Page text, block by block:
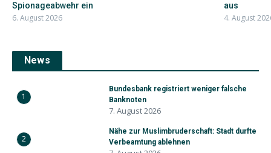
Spionageabwehr ein
6. August 2026
aus
4. August
News
1
Bundesbank registriert weniger falsche
Banknoten
7. August 2026
2
Nähe zur Muslimbruderschaft: Stadt durfte
Verbeamtung ablehnen